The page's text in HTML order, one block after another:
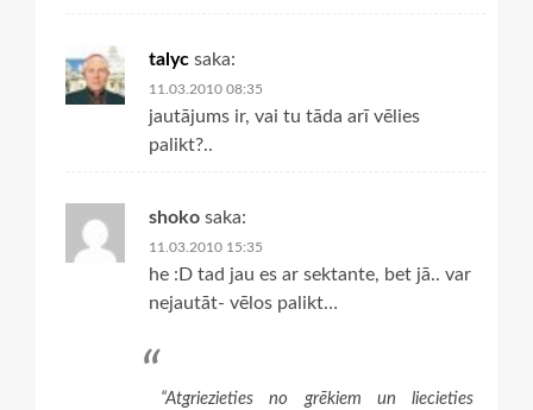
talyc saka:
11.03.2010 08:35
jautājums ir, vai tu tāda arī vēlies
palikt?..
shoko saka:
11.03.2010 15:35
he :D tad jau es ar sektante, bet jā.. var
nejautāt- vēlos palikt…
“Atgriezieties no grēkiem un liecieties